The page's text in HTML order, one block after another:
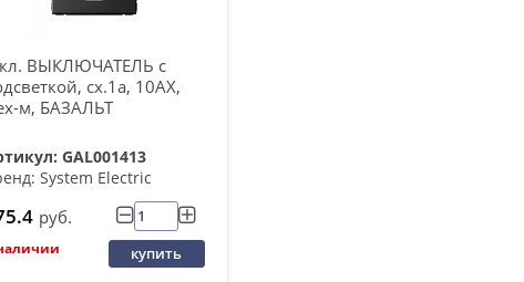
ВЫКЛЮЧАТЕЛЬ с
сх.1а, 10АХ,
м, БАЗАЛЬТ
GAL001413
System Electric
руб.
купить